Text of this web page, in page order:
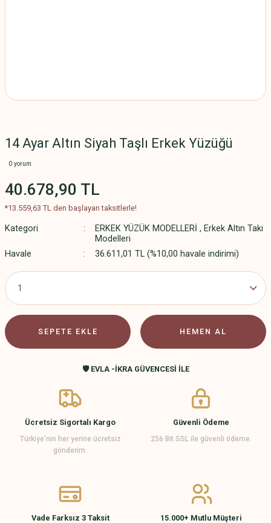
14 Ayar Altın Siyah Taşlı Erkek Yüzüğü
0 yorum
40.678,90 TL
*13.559,63 TL den başlayan taksitlerle!
Kategori ERKEK YÜZÜK MODELLERİ , Erkek Altın Takı
Modelleri
Havale
36.611,01 TL (%10,00 havale indirimi)
SEPETE EKLE HEMEN AL
🛡️ EVLA -İKRA GÜVENCESİ İLE
Ücretsiz Sigortalı Kargo
Türkiye’nin her yerine ücretsiz
gönderim.
Güvenli Ödeme
256 Bit SSL ile güvenli ödeme.
Vade Farksız 3 Taksit 15.000+ Mutlu Müşteri